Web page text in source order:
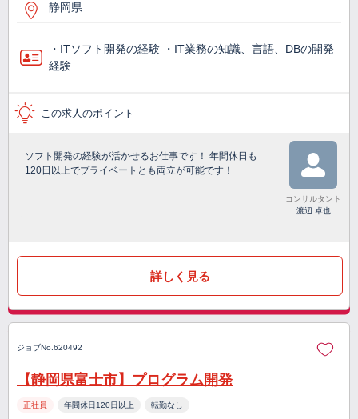
静岡県
・ITソフト開発の経験 ・IT業務の知識、言語、DBの開発
経験
この求人のポイント
ソフト開発の経験が活かせるお仕事です！ 年間休日も
120日以上でプライベートとも両立が可能です！
コンサルタント
渡辺 卓也
詳しく見る
ジョブNo.620492
【静岡県富士市】プログラム開発
正社員 年間休日120日以上 転勤なし